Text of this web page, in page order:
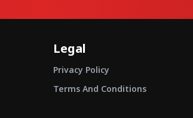
Legal
Privacy Policy
Terms And Conditions